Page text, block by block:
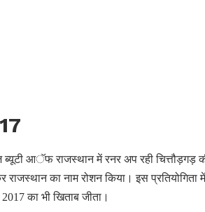
आॅफ राजस्थान में रनर अप रही चित्तौड़गड़
का नाम रोशन किया। इस प्रतियोगिता
का भी खिताब जीता।